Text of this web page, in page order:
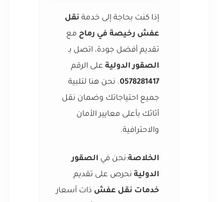
إذا كنت بحاجة إلى خدمة نقل
عفش رخيصة في رماح مع
تقديم أفضل جودة، اتصل بـ
الصقور الدولية على الرقم
0578281417. نحن هنا لتلبية
جميع احتياجاتك وضمان نقل
أثاثك بأعلى معايير الأمان
والاحترافية.
الخلاصة:نحن في الصقور
الدولية نحرص على تقديم
خدمات نقل عفش ذات أسعار